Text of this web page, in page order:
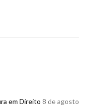
em Direito 8 de agosto